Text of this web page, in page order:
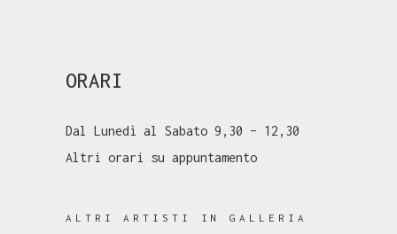
ORARI
Dal Lunedì al Sabato 9,30 – 12,30
Altri orari su appuntamento
ALTRI ARTISTI IN GALLERIA